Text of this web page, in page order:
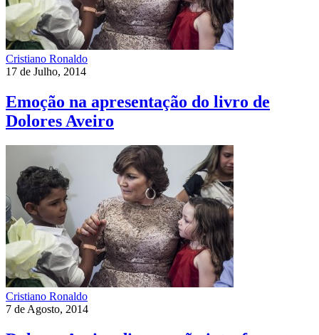
Cristiano Ronaldo
17 de Julho, 2014
Emoção na apresentação do livro de
Dolores Aveiro
Cristiano Ronaldo
7 de Agosto, 2014